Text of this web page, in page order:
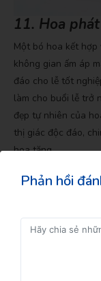
11. Hoa
Một bó hoa kết
không gian ấm áp
đáo cho lễ tốt
làm cho buổi lễ trở
đẹp tự nhiên của
thị giác độc đáo,
hoa tặng.
Phản hồi
Đăng kí để